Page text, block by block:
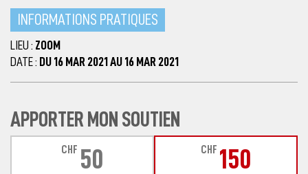
INFORMATIONS PRATIQUES
LIEU : ZOOM
DATE : DU 16 MAR 2021 AU 16 MAR 2021
APPORTER MON SOUTIEN
CHF 50 CHF 150